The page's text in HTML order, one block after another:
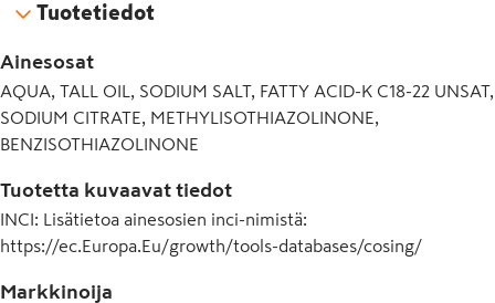
Tuotetiedot
Ainesosat
AQUA, TALL OIL, SODIUM SALT, FATTY ACID-K C18-22 UNSAT,
SODIUM CITRATE, METHYLISOTHIAZOLINONE,
BENZISOTHIAZOLINONE
Tuotetta kuvaavat tiedot
INCI: Lisätietoa ainesosien inci-nimistä:
https://ec.Europa.Eu/growth/tools-databases/cosing/
Markkinoija